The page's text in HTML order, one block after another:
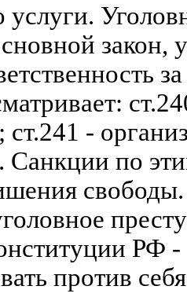
закон,
-
Санкции по
свободы.
РФ
против